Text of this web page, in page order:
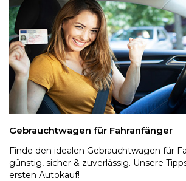
Gebrauchtwagen für Fahranfänger
Finde den idealen Gebrauchtwagen für
günstig, sicher & zuverlässig. Unsere
ersten Autokauf!